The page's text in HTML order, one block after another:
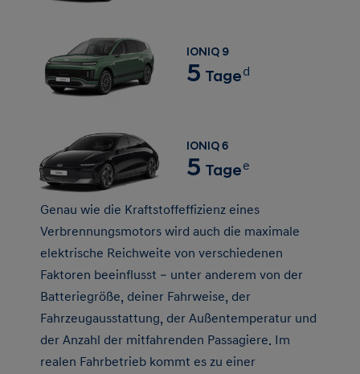
Genau wie die Kraftstoffeffizienz eines
Verbrennungsmotors wird auch die maximale
elektrische Reichweite von verschiedenen
Faktoren beeinflusst – unter anderem von der
Batteriegröße, deiner Fahrweise, der
Fahrzeugausstattung, der Außentemperatur und
der Anzahl der mitfahrenden Passagiere. Im
realen Fahrbetrieb kommt es zu einer
geringeren elektrischen Reichweite.
aDie maximale Reichweite bei voller Batterie nach WLTP